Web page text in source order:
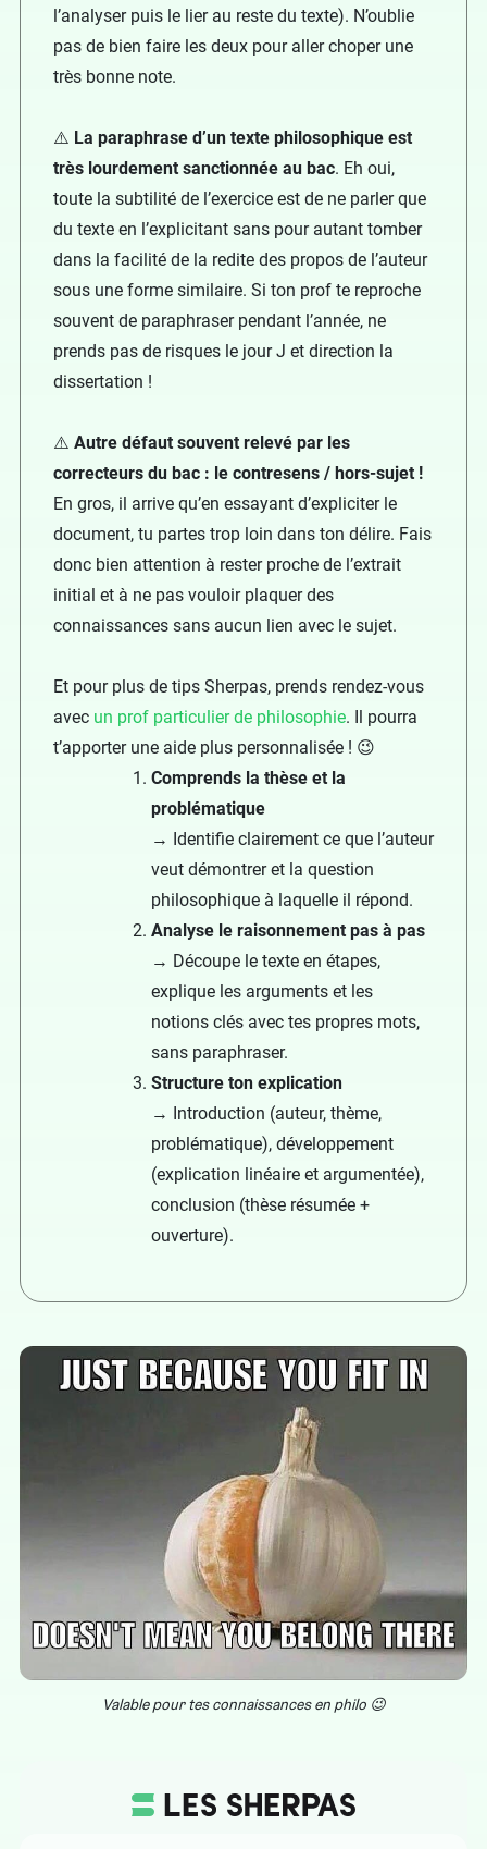
l’analyser puis le lier au reste du texte). N’oublie
pas de bien faire les deux pour aller choper une
très bonne note.
⚠️ La paraphrase d’un texte philosophique est
très lourdement sanctionnée au bac. Eh oui,
toute la subtilité de l’exercice est de ne parler que
du texte en l’explicitant sans pour autant tomber
dans la facilité de la redite des propos de l’auteur
sous une forme similaire. Si ton prof te reproche
souvent de paraphraser pendant l’année, ne
prends pas de risques le jour J et direction la
dissertation !
⚠️ Autre défaut souvent relevé par les
correcteurs du bac : le contresens / hors-sujet !
En gros, il arrive qu’en essayant d’expliciter le
document, tu partes trop loin dans ton délire. Fais
donc bien attention à rester proche de l’extrait
initial et à ne pas vouloir plaquer des
connaissances sans aucun lien avec le sujet.
Et pour plus de tips Sherpas, prends rendez-vous
avec un prof particulier de philosophie. Il pourra
t’apporter une aide plus personnalisée ! 😉
Comprends la thèse et la
problématique
→ Identifie clairement ce que l’auteur
veut démontrer et la question
philosophique à laquelle il répond.
Analyse le raisonnement pas à pas
→ Découpe le texte en étapes,
explique les arguments et les
notions clés avec tes propres mots,
sans paraphraser.
Structure ton explication
→ Introduction (auteur, thème,
problématique), développement
(explication linéaire et argumentée),
conclusion (thèse résumée +
ouverture).
Valable pour tes connaissances en philo 😉